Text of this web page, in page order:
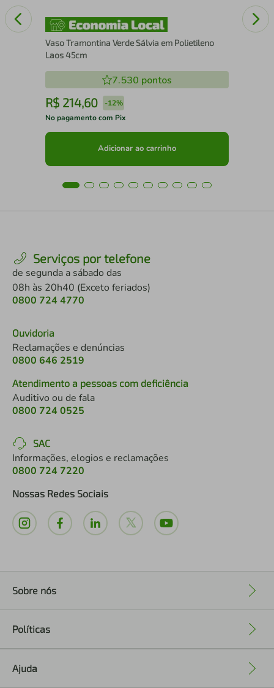
Vaso Tramontina Verde Sálvia em Polietileno
Laos 45cm
7.530 pontos
R$ 214,60 -12%
No pagamento com Pix
Adicionar ao carrinho
Serviços por telefone
de segunda a sábado das
08h às 20h40 (Exceto feriados)
0800 724 4770
Ouvidoria
Reclamações e denúncias
0800 646 2519
Atendimento a pessoas com deficiência
Auditivo ou de fala
0800 724 0525
SAC
Informações, elogios e reclamações
0800 724 7220
Nossas Redes Sociais
Sobre nós
Políticas
Ajuda